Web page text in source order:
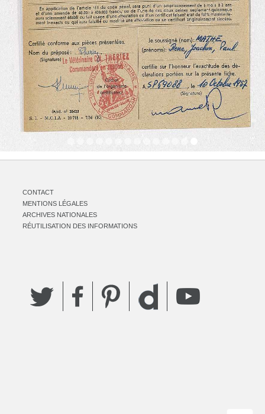
CONTACT
MENTIONS LÉGALES
ARCHIVES NATIONALES
RÉUTILISATION DES INFORMATIONS